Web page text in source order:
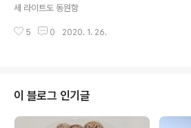
세 라이트도 동원함
5 0 2020. 1. 26.
이 블로그 인기글